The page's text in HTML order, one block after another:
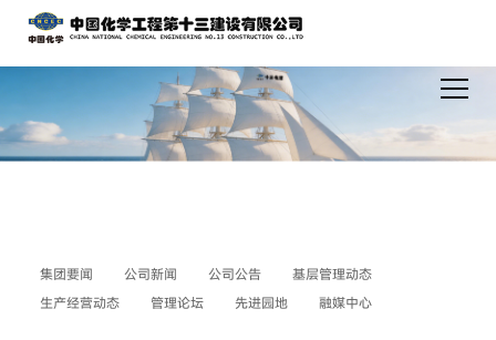
集团要闻 公司新闻 公司公告
基层管理动态
生产经营动态
管理论坛 先进园地 融媒中心